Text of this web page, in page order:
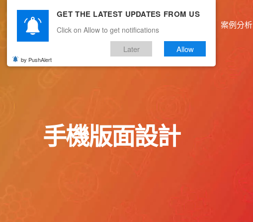
主頁 關於我們 案例分析
手機版面設計
GET THE LATEST UPDATES FROM US
Click on Allow to get notifications
Later Allow
by PushAlert